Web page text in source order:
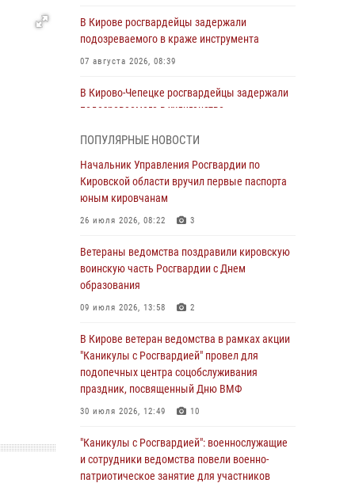
В Кирове росгвардейцы задержали
подозреваемого в краже инструмента
07 августа 2026, 08:39
В Кирово-Чепецке росгвардейцы задержали
подозреваемого в хулиганстве
Губернатор Кировской области Александр
Соколов вручил почетные знаки и грамоты
росгвардейцам (видео)
05 августа 2026, 11:00
В Кирове росгвардейцы задержали
подозреваемую в сбыте поддельной купюры
04 августа 2026, 09:30
подозреваемого в грабеже
03 августа 2026, 09:01
В Кирове росгвардейцы и ветераны
ведомства приняли участие в митинге в
03 августа 2026, 08:45 8
В Кирове росгвардейцы задержали
ПОПУЛЯРНЫЕ НОВОСТИ
Начальник Управления Росгвардии по
Кировской области вручил первые паспорта
юным кировчанам
26 июля 2026, 08:22 3
Ветераны ведомства поздравили кировскую
воинскую часть Росгвардии с Днем
образования
09 июля 2026, 13:58 2
В Кирове ветеран ведомства в рамках акции
"Каникулы с Росгвардией" провел для
подопечных центра соцобслуживания
праздник, посвященный Дню ВМФ
30 июля 2026, 12:49 10
"Каникулы с Росгвардией": военнослужащие
и сотрудники ведомства повели военно-
патриотическое занятие для участников